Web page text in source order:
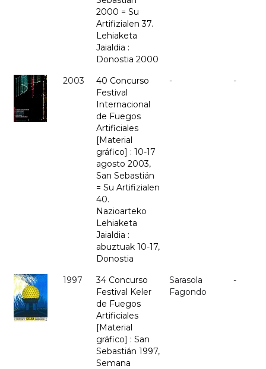
2000 = Su
Artifizialen 37.
Lehiaketa
Jaialdia :
Donostia 2000
2003
40 Concurso
Festival
Internacional
de Fuegos
Artificiales
[Material
gráfico] : 10-17
agosto 2003,
San Sebastián
= Su Artifizialen
40.
Nazioarteko
Lehiaketa
Jaialdia :
abuztuak 10-17,
Donostia
- -
1997
34 Concurso
Festival Keler
de Fuegos
Artificiales
[Material
gráfico] : San
Sebastián 1997,
Semana
Sarasola
Fagondo
-